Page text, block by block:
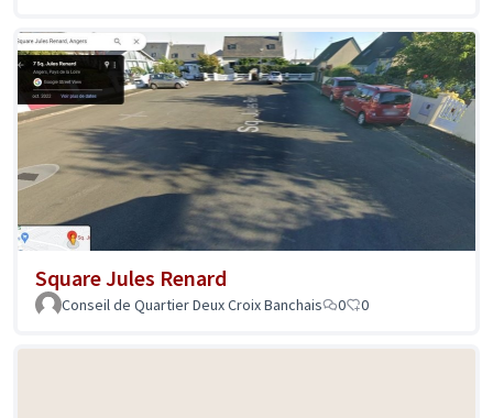
Square Jules Renard
Conseil de Quartier Deux Croix Banchais 0 0